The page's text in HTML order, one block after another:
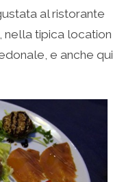
al ristorante
nella tipica location
e anche qui